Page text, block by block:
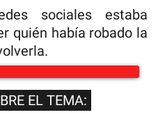
sociales estaba
quién había robado la
EL TEMA: